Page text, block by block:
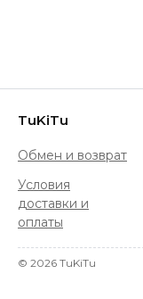
TuKiTu
Обмен и возврат
Условия
доставки и
оплаты
© 2026 TuKiTu